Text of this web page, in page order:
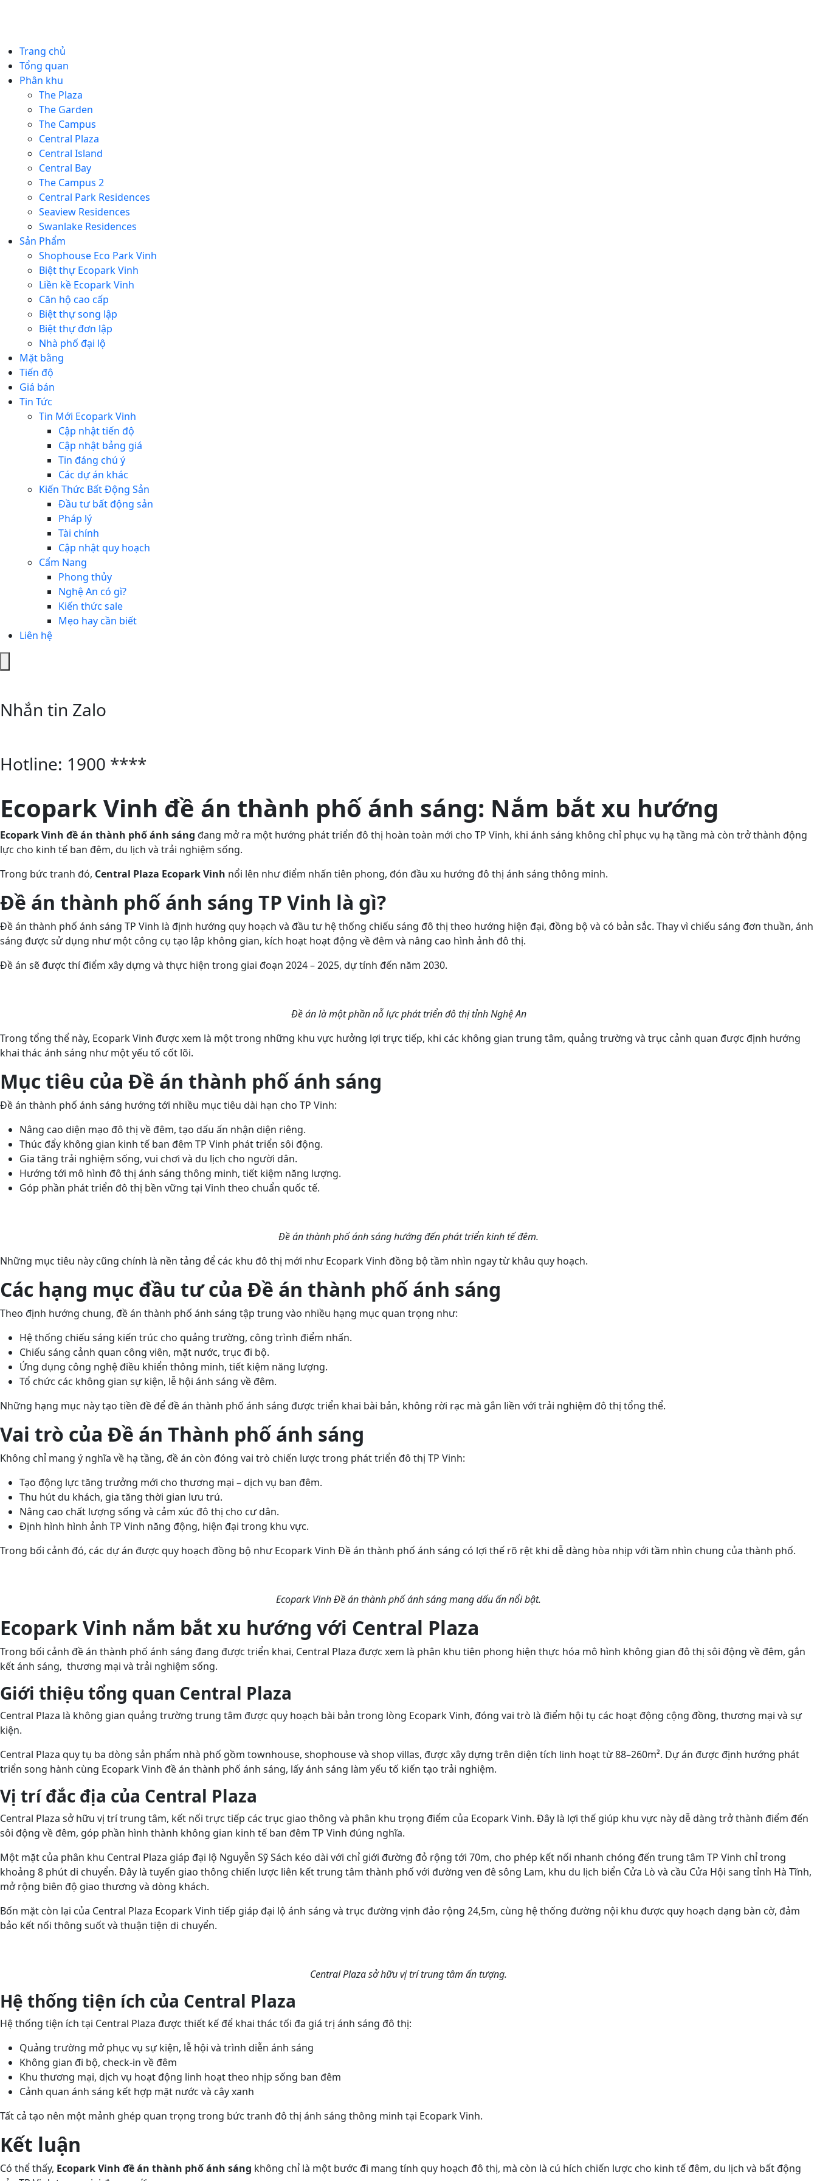
Trang chủ
Tổng quan
Phân khu
The Plaza
The Garden
The Campus
Central Plaza
Central Island
Central Bay
The Campus 2
Central Park Residences
Seaview Residences
Swanlake Residences
Sản Phẩm
Shophouse Eco Park Vinh
Biệt thự Ecopark Vinh
Liền kề Ecopark Vinh
Căn hộ cao cấp
Biệt thự song lập
Biệt thự đơn lập
Nhà phố đại lộ
Mặt bằng
Tiến độ
Giá bán
Tin Tức
Tin Mới Ecopark Vinh
Cập nhật tiến độ
Cập nhật bảng giá
Tin đáng chú ý
Các dự án khác
Kiến Thức Bất Động Sản
Đầu tư bất động sản
Pháp lý
Tài chính
Cập nhật quy hoạch
Cẩm Nang
Phong thủy
Nghệ An có gì?
Kiến thức sale
Mẹo hay cần biết
Liên hệ
Nhắn tin Zalo
Hotline: 1900 ****
Ecopark Vinh đề án thành phố ánh sáng: Nắm bắt xu hướng
Ecopark Vinh đề án thành phố ánh sáng đang mở ra một hướng phát triển đô thị hoàn toàn mới cho TP Vinh, khi ánh sáng không chỉ phục vụ hạ tầng mà còn trở thành động
lực cho kinh tế ban đêm, du lịch và trải nghiệm sống.
Trong bức tranh đó, Central Plaza Ecopark Vinh nổi lên như điểm nhấn tiên phong, đón đầu xu hướng đô thị ánh sáng thông minh.
Đề án thành phố ánh sáng TP Vinh là gì?
Đề án thành phố ánh sáng TP Vinh là định hướng quy hoạch và đầu tư hệ thống chiếu sáng đô thị theo hướng hiện đại, đồng bộ và có bản sắc. Thay vì chiếu sáng đơn thuần, ánh
sáng được sử dụng như một công cụ tạo lập không gian, kích hoạt hoạt động về đêm và nâng cao hình ảnh đô thị.
Đề án sẽ được thí điểm xây dựng và thực hiện trong giai đoạn 2024 – 2025, dự tính đến năm 2030.
Đề án là một phần nỗ lực phát triển đô thị tỉnh Nghệ An
Trong tổng thể này, Ecopark Vinh được xem là một trong những khu vực hưởng lợi trực tiếp, khi các không gian trung tâm, quảng trường và trục cảnh quan được định hướng
khai thác ánh sáng như một yếu tố cốt lõi.
Mục tiêu của Đề án thành phố ánh sáng
Đề án thành phố ánh sáng hướng tới nhiều mục tiêu dài hạn cho TP Vinh:
Nâng cao diện mạo đô thị về đêm, tạo dấu ấn nhận diện riêng.
Thúc đẩy không gian kinh tế ban đêm TP Vinh phát triển sôi động.
Gia tăng trải nghiệm sống, vui chơi và du lịch cho người dân.
Hướng tới mô hình đô thị ánh sáng thông minh, tiết kiệm năng lượng.
Góp phần phát triển đô thị bền vững tại Vinh theo chuẩn quốc tế.
Đề án thành phố ánh sáng hướng đến phát triển kinh tế đêm.
Những mục tiêu này cũng chính là nền tảng để các khu đô thị mới như Ecopark Vinh đồng bộ tầm nhìn ngay từ khâu quy hoạch.
Các hạng mục đầu tư của Đề án thành phố ánh sáng
Theo định hướng chung, đề án thành phố ánh sáng tập trung vào nhiều hạng mục quan trọng như:
Hệ thống chiếu sáng kiến trúc cho quảng trường, công trình điểm nhấn.
Chiếu sáng cảnh quan công viên, mặt nước, trục đi bộ.
Ứng dụng công nghệ điều khiển thông minh, tiết kiệm năng lượng.
Tổ chức các không gian sự kiện, lễ hội ánh sáng về đêm.
Những hạng mục này tạo tiền đề để đề án thành phố ánh sáng được triển khai bài bản, không rời rạc mà gắn liền với trải nghiệm đô thị tổng thể.
Vai trò của Đề án Thành phố ánh sáng
Không chỉ mang ý nghĩa về hạ tầng, đề án còn đóng vai trò chiến lược trong phát triển đô thị TP Vinh:
Tạo động lực tăng trưởng mới cho thương mại – dịch vụ ban đêm.
Thu hút du khách, gia tăng thời gian lưu trú.
Nâng cao chất lượng sống và cảm xúc đô thị cho cư dân.
Định hình hình ảnh TP Vinh năng động, hiện đại trong khu vực.
Trong bối cảnh đó, các dự án được quy hoạch đồng bộ như Ecopark Vinh Đề án thành phố ánh sáng có lợi thế rõ rệt khi dễ dàng hòa nhịp với tầm nhìn chung của thành phố.
Ecopark Vinh Đề án thành phố ánh sáng mang dấu ấn nổi bật.
Ecopark Vinh nắm bắt xu hướng với Central Plaza
Trong bối cảnh đề án thành phố ánh sáng đang được triển khai, Central Plaza được xem là phân khu tiên phong hiện thực hóa mô hình không gian đô thị sôi động về đêm, gắn
kết ánh sáng, thương mại và trải nghiệm sống.
Giới thiệu tổng quan Central Plaza
Central Plaza là không gian quảng trường trung tâm được quy hoạch bài bản trong lòng Ecopark Vinh, đóng vai trò là điểm hội tụ các hoạt động cộng đồng, thương mại và sự
kiện.
Central Plaza quy tụ ba dòng sản phẩm nhà phố gồm townhouse, shophouse và shop villas, được xây dựng trên diện tích linh hoạt từ 88–260m². Dự án được định hướng phát
triển song hành cùng Ecopark Vinh đề án thành phố ánh sáng, lấy ánh sáng làm yếu tố kiến tạo trải nghiệm.
Vị trí đắc địa của Central Plaza
Central Plaza sở hữu vị trí trung tâm, kết nối trực tiếp các trục giao thông và phân khu trọng điểm của Ecopark Vinh. Đây là lợi thế giúp khu vực này dễ dàng trở thành điểm đến
sôi động về đêm, góp phần hình thành không gian kinh tế ban đêm TP Vinh đúng nghĩa.
Một mặt của phân khu Central Plaza giáp đại lộ Nguyễn Sỹ Sách kéo dài với chỉ giới đường đỏ rộng tới 70m, cho phép kết nối nhanh chóng đến trung tâm TP Vinh chỉ trong
khoảng 8 phút di chuyển. Đây là tuyến giao thông chiến lược liên kết trung tâm thành phố với đường ven đê sông Lam, khu du lịch biển Cửa Lò và cầu Cửa Hội sang tỉnh Hà Tĩnh,
mở rộng biên độ giao thương và dòng khách.
Bốn mặt còn lại của Central Plaza Ecopark Vinh tiếp giáp đại lộ ánh sáng và trục đường vịnh đảo rộng 24,5m, cùng hệ thống đường nội khu được quy hoạch dạng bàn cờ, đảm
bảo kết nối thông suốt và thuận tiện di chuyển.
Central Plaza sở hữu vị trí trung tâm ấn tượng.
Hệ thống tiện ích của Central Plaza
Hệ thống tiện ích tại Central Plaza được thiết kế để khai thác tối đa giá trị ánh sáng đô thị:
Quảng trường mở phục vụ sự kiện, lễ hội và trình diễn ánh sáng
Không gian đi bộ, check-in về đêm
Khu thương mại, dịch vụ hoạt động linh hoạt theo nhịp sống ban đêm
Cảnh quan ánh sáng kết hợp mặt nước và cây xanh
Tất cả tạo nên một mảnh ghép quan trọng trong bức tranh đô thị ánh sáng thông minh tại Ecopark Vinh.
Kết luận
Có thể thấy, Ecopark Vinh đề án thành phố ánh sáng không chỉ là một bước đi mang tính quy hoạch đô thị, mà còn là cú hích chiến lược cho kinh tế đêm, du lịch và bất động